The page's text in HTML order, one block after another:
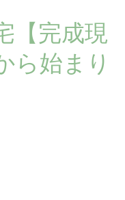
【完成現
ら始まり